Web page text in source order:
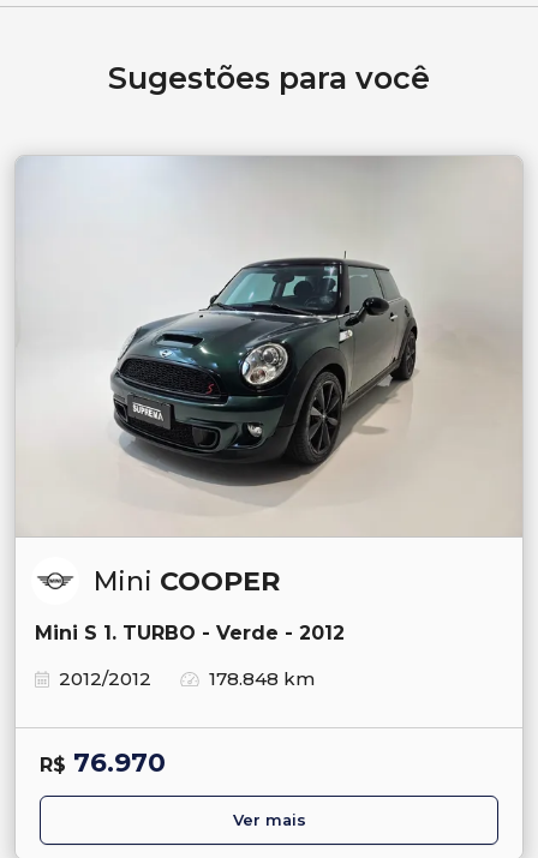
Sugestões para você
Mini COOPER
Mini S 1. TURBO - Verde - 2012
2012/2012
178.848 km
R$ 76.970
Ver mais